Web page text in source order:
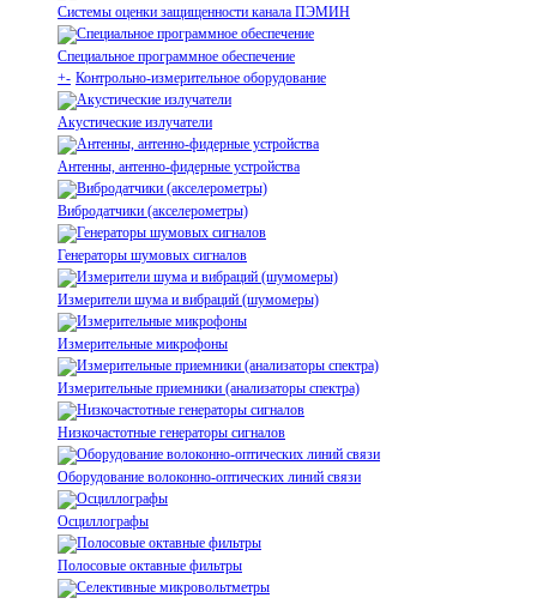
Системы оценки защищенности канала ПЭМИН
Специальное программное обеспечение
+- Контрольно-измерительное оборудование
Акустические излучатели
Антенны, антенно-фидерные устройства
Вибродатчики (акселерометры)
Генераторы шумовых сигналов
Измерители шума и вибраций (шумомеры)
Измерительные микрофоны
Измерительные приемники (анализаторы спектра)
Низкочастотные генераторы сигналов
Оборудование волоконно-оптических линий связи
Осциллографы
Полосовые октавные фильтры